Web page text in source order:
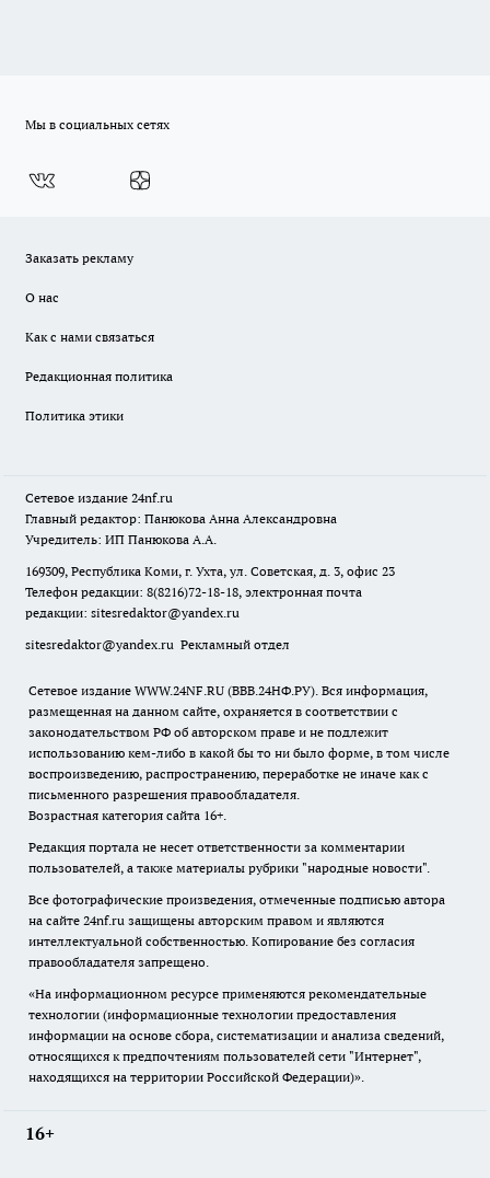
Мы в социальных сетях
Заказать рекламу
О нас
Как с нами связаться
Редакционная политика
Политика этики
Сетевое издание 24nf.ru
Главный редактор: Панюкова Анна Александровна
Учредитель: ИП Панюкова А.А.
169309, Республика Коми, г. Ухта, ул. Советская, д. 3, офис 23
Телефон редакции: 8(8216)72-18-18, электронная почта
редакции: sitesredaktor@yandex.ru
sitesredaktor@yandex.ru Рекламный отдел
Сетевое издание WWW.24NF.RU (ВВВ.24НФ.РУ). Вся информация,
размещенная на данном сайте, охраняется в соответствии с
законодательством РФ об авторском праве и не подлежит
использованию кем-либо в какой бы то ни было форме, в том числе
воспроизведению, распространению, переработке не иначе как с
письменного разрешения правообладателя.
Возрастная категория сайта 16+.
Редакция портала не несет ответственности за комментарии
пользователей, а также материалы рубрики "народные новости".
Все фотографические произведения, отмеченные подписью автора
на сайте 24nf.ru защищены авторским правом и являются
интеллектуальной собственностью. Копирование без согласия
правообладателя запрещено.
«На информационном ресурсе применяются рекомендательные
технологии (информационные технологии предоставления
информации на основе сбора, систематизации и анализа сведений,
относящихся к предпочтениям пользователей сети "Интернет",
находящихся на территории Российской Федерации)».
16+